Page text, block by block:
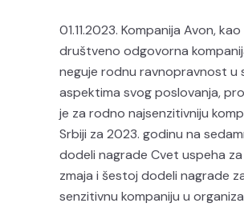
01.11.2023. Kompanija Avon, kao
društveno odgovorna
neguje rodnu ravnopravnost u
aspektima svog poslovanja,
je za rodno najsenzitivniju
Srbiji za 2023. godinu na
dodeli nagrade Cvet uspeha za
zmaja i šestoj dodeli nagrade
senzitivnu kompaniju u